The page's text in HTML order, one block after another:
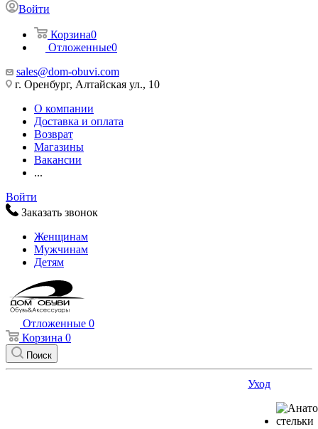
Войти
Корзина0
Отложенные0
sales@dom-obuvi.com
г. Оренбург, Алтайская ул., 10
О компании
Доставка и оплата
Возврат
Магазины
Вакансии
...
Войти
Заказать звонок
Женщинам
Мужчинам
Детям
Отложенные 0
Корзина 0
Поиск
Уход